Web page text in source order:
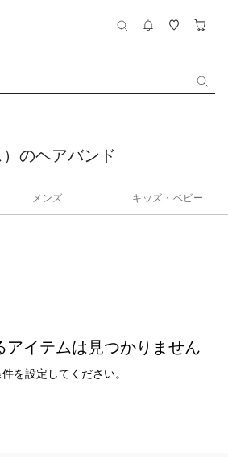
のヘアバンド
メンズ キッズ・ベビー
アイテムは見つかりません
を設定してください。